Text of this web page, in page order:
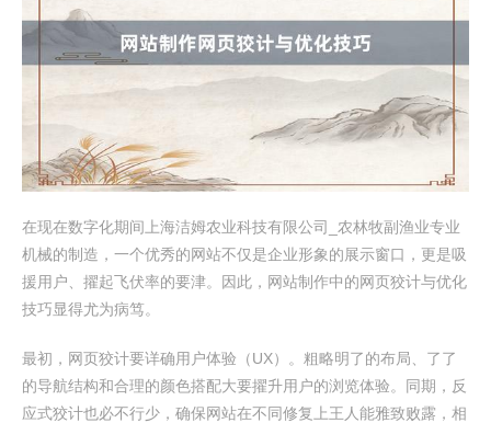
在现在数字化期间上海洁姆农业科技有限公司_农林牧副渔业专业
机械的制造，一个优秀的网站不仅是企业形象的展示窗口，更是吸
援用户、擢起飞伏率的要津。因此，网站制作中的网页狡计与优化
技巧显得尤为病笃。
最初，网页狡计要详确用户体验（UX）。粗略明了的布局、了了
的导航结构和合理的颜色搭配大要擢升用户的浏览体验。同期，反
应式狡计也必不行少，确保网站在不同修复上王人能雅致败露，相